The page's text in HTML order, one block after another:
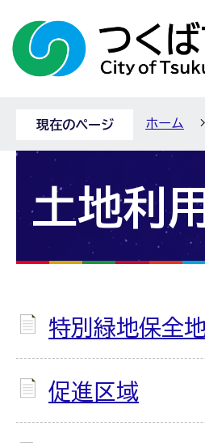
現在のページ ホーム
土地利用
特別緑地保全
促進区域